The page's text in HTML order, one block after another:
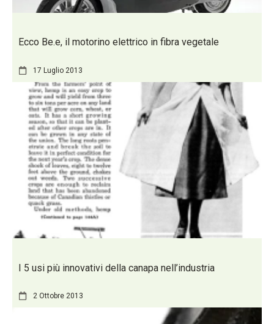
Ecco Be.e, il motorino elettrico in fibra vegetale
17 Luglio 2013
I 5 usi più innovativi della canapa nell’industria
2 Ottobre 2013